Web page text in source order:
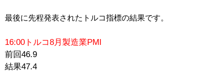
最後に先程発表されたトルコ指標の結果です。
16:00トルコ8月製造業PMI
前回46.9
結果47.4